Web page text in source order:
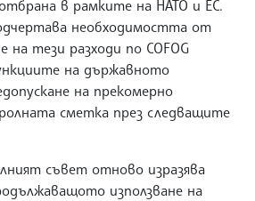
в рамките на НАТО и ЕС.
необходимостта от
тези разходи по COFOG
на държавното
на прекомерно
сметка през следващите
съвет отново изразява
използване на